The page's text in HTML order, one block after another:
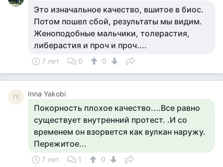
Это изначальное качество, вшитое в биос.
Потом пошел сбой, результаты мы видим.
Женоподобные мальчики, толерастия,
либерастия и проч и проч....
7 лет 0 0
IY Inna Yakobi
Покорность плохое качество....Все равно
существует внутренний протест. .И со
временем он взорвется как вулкан наружу.
Пережитое...
7 лет 1 0